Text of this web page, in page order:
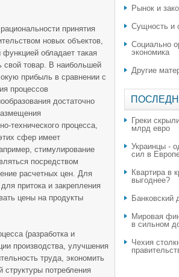
принятия
новых объектов,
обладает такая
свой товар. В наибольшей
прибыль в сравнении с
процессов
достаточно
технического процесса,
сфер имеет
стимулирование
посредством
расчетных цен. Для
притока и закрепления
цены на продукты
(разработка и
производства, улучшения
труда, экономить
потребления
Рынок и
Сущность и
Социально
экономика
Другие
Греки
млрд евро
Украинцы -
сил в
Квартира в
выгоднее?
​Банковский
Мировая
в сильном
Чехия